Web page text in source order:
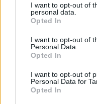
I want to opt-out of
personal data.
Opted In
I want to opt-out of
Personal Data.
Opted In
I want to opt-out of
Personal Data for
Opted In
Alpha Bank: Για πρώτη φορά
πύλες του σε όλους
ΠΕΡΙΣΣΌΤΕΡΑ